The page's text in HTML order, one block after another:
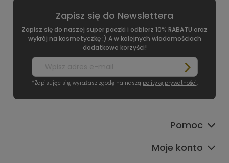
Zapisz się do Newslettera
Zapisz się do naszej super paczki i odbierz 10% RABATU oraz
wykrój na kosmetyczkę :) A w kolejnych wiadomościach
dodatkowe korzyści!
*Zapisując się, wyrażasz zgodę na naszą politykę prywatności.
Pomoc
Moje konto